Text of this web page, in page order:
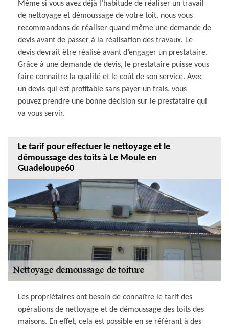
Même si vous avez déjà l’habitude de réaliser un travail
de nettoyage et démoussage de votre toit, nous vous
recommandons de réaliser quand même une demande de
devis avant de passer à la réalisation des travaux. Le
devis devrait être réalisé avant d’engager un prestataire.
Grâce à une demande de devis, le prestataire puisse vous
faire connaitre la qualité et le coût de son service. Avec
un devis qui est profitable sans payer un frais, vous
pouvez prendre une bonne décision sur le prestataire qui
va vous servir.
Le tarif pour effectuer le nettoyage et le
démoussage des toits à Le Moule en
Guadeloupe60
Les propriétaires ont besoin de connaître le tarif des
opérations de nettoyage et de démoussage des toits des
maisons. En effet, cela est possible en se référant à des